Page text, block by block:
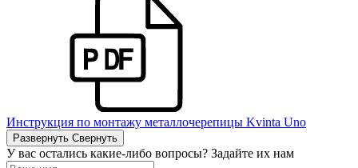
Инструкция по монтажу металлочерепицы Kvinta Uno
Развернуть Свернуть
У вас остались какие-либо вопросы? Задайте их нам